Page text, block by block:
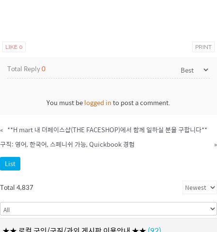
LIKE 0 PRINT
Total Reply0
You must belogged into post a comment.
« **H mart 내 더페이스샵(THE FACESHOP)에서 함께 일하실 분을 구합니다**
구직: 영어, 한국어, 스페니쉬 가능, Quickbook 경험
»
List
Total 4,837